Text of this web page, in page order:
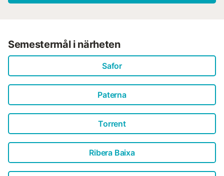
Semestermål i närheten
Safor
Paterna
Torrent
Ribera Baixa